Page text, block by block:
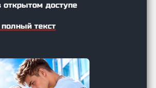
открытом доступе
полный текст